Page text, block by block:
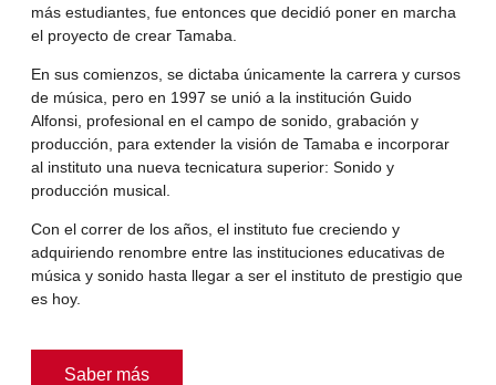
más estudiantes, fue entonces que decidió poner en marcha
el proyecto de crear Tamaba.
En sus comienzos, se dictaba únicamente la carrera y cursos
de música, pero en 1997 se unió a la institución Guido
Alfonsi, profesional en el campo de sonido, grabación y
producción, para extender la visión de Tamaba e incorporar
al instituto una nueva tecnicatura superior: Sonido y
producción musical.
Con el correr de los años, el instituto fue creciendo y
adquiriendo renombre entre las instituciones educativas de
música y sonido hasta llegar a ser el instituto de prestigio que
es hoy.
Saber más